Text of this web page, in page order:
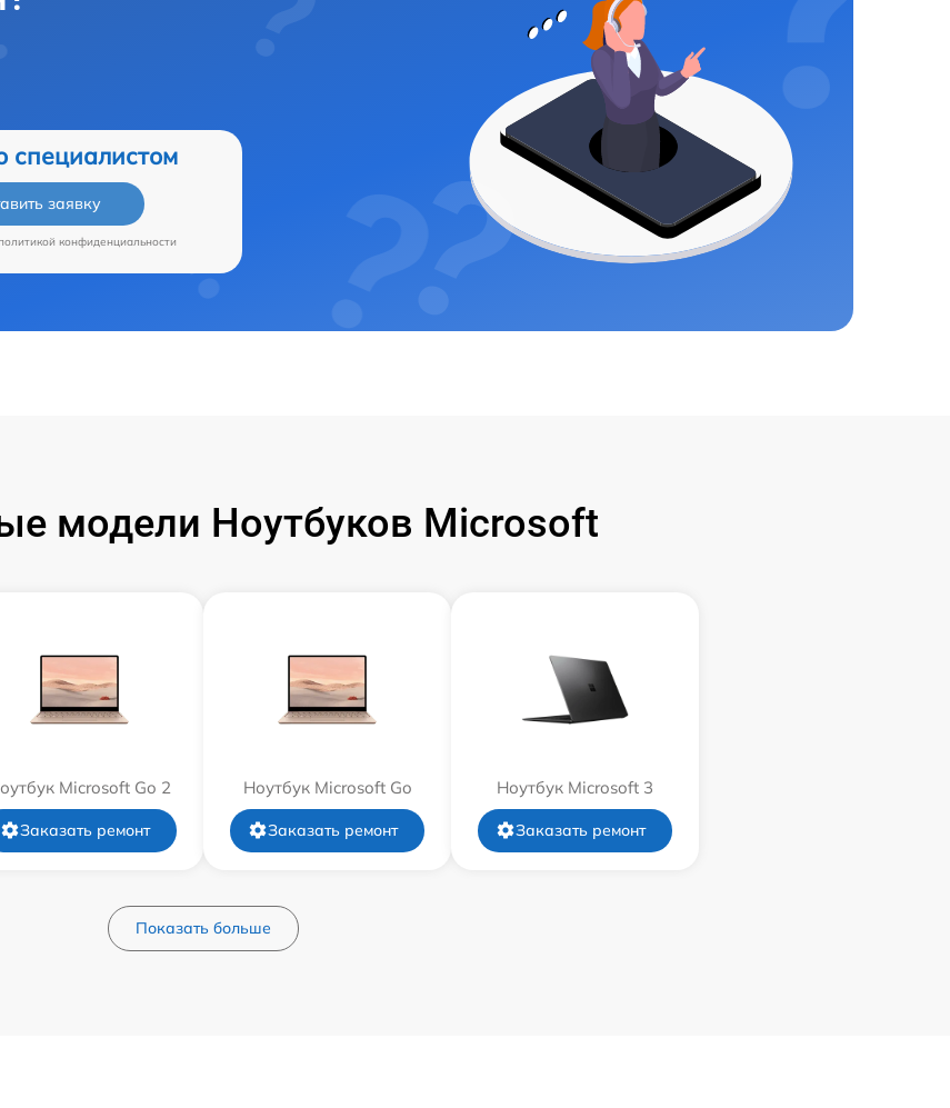
специалистом
заявку
конфиденциальности
модели Ноутбуков Microsoft
Microsoft Go 2
Заказать ремонт
Ноутбук Microsoft Go
Заказать ремонт
Ноутбук Microsoft 3
Заказать ремонт
Показать больше